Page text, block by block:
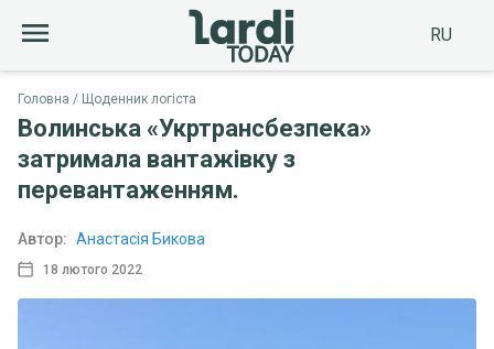
RU
Головна Щоденник логіста
Волинська «Укртрансбезпека»
затримала вантажівку з
перевантаженням.
18 лютого 2022
Автор: Анастасія Бикова